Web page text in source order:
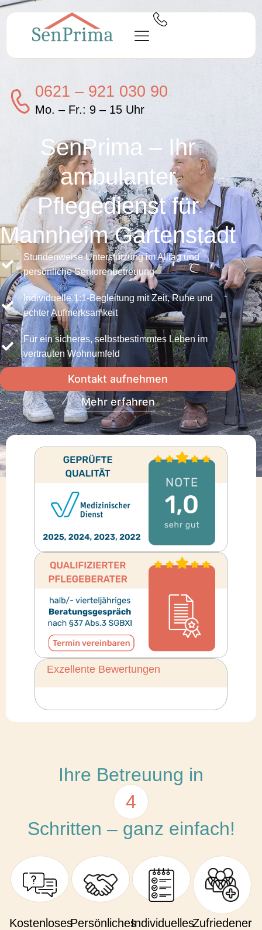
0621 – 921 030 90
Mo. – Fr.: 9 – 15 Uhr
SenPrima – Ihr
ambulanter
Pflegedienst für
Mannheim Gartenstadt
Stundenweise Unterstützung im Alltag und
persönliche Seniorenbetreuung
Individuelle 1:1-Begleitung mit Zeit, Ruhe und
echter Aufmerksamkeit
Für ein sicheres, selbstbestimmtes Leben im
vertrauten Wohnumfeld
Kontakt aufnehmen
Mehr erfahren
Exzellente Bewertungen
Ihre Betreuung in
4
Schritten – ganz einfach!
KostenlosesPersönlichesIndividuellesZufriedener